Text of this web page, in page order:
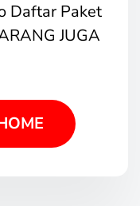
Daftar Paket
JUGA